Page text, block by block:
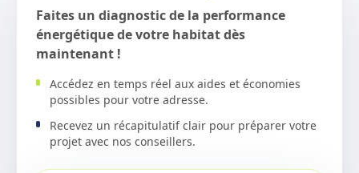
Faites un diagnostic de la performance
énergétique de votre habitat dès
maintenant !
Accédez en temps réel aux aides et économies
possibles pour votre adresse.
Recevez un récapitulatif clair pour préparer votre
projet avec nos conseillers.